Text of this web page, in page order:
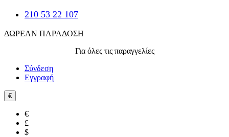
210 53 22 107
ΔΩΡΕΑΝ ΠΑΡΑΔΟΣΗ
Για όλες τις παραγγελίες
Σύνδεση
Εγγραφή
€
€
£
$